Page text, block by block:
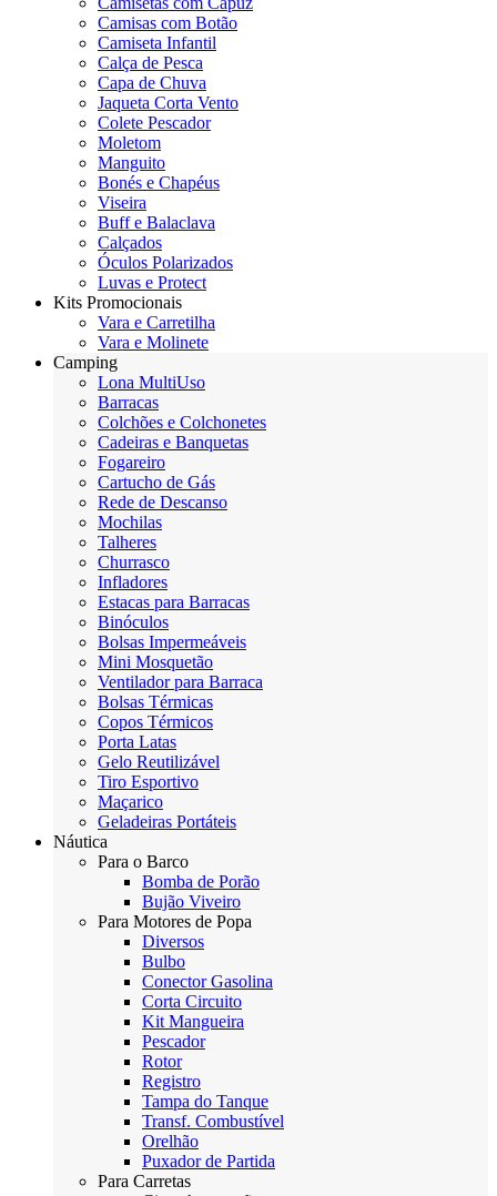
Camisas com Botão
Camiseta Infantil
Calça de Pesca
Capa de Chuva
Jaqueta Corta Vento
Colete Pescador
Moletom
Manguito
Bonés e Chapéus
Viseira
Buff e Balaclava
Calçados
Óculos Polarizados
Luvas e Protect
Kits Promocionais
Vara e Carretilha
Vara e Molinete
Camping
Lona MultiUso
Barracas
Colchões e Colchonetes
Cadeiras e Banquetas
Fogareiro
Cartucho de Gás
Rede de Descanso
Mochilas
Talheres
Churrasco
Infladores
Estacas para Barracas
Binóculos
Bolsas Impermeáveis
Mini Mosquetão
Ventilador para Barraca
Bolsas Térmicas
Copos Térmicos
Porta Latas
Gelo Reutilizável
Tiro Esportivo
Maçarico
Geladeiras Portáteis
Náutica
Para o Barco
Bomba de Porão
Bujão Viveiro
Para Motores de Popa
Diversos
Bulbo
Conector Gasolina
Corta Circuito
Kit Mangueira
Pescador
Rotor
Registro
Tampa do Tanque
Transf. Combustível
Orelhão
Puxador de Partida
Para Carretas